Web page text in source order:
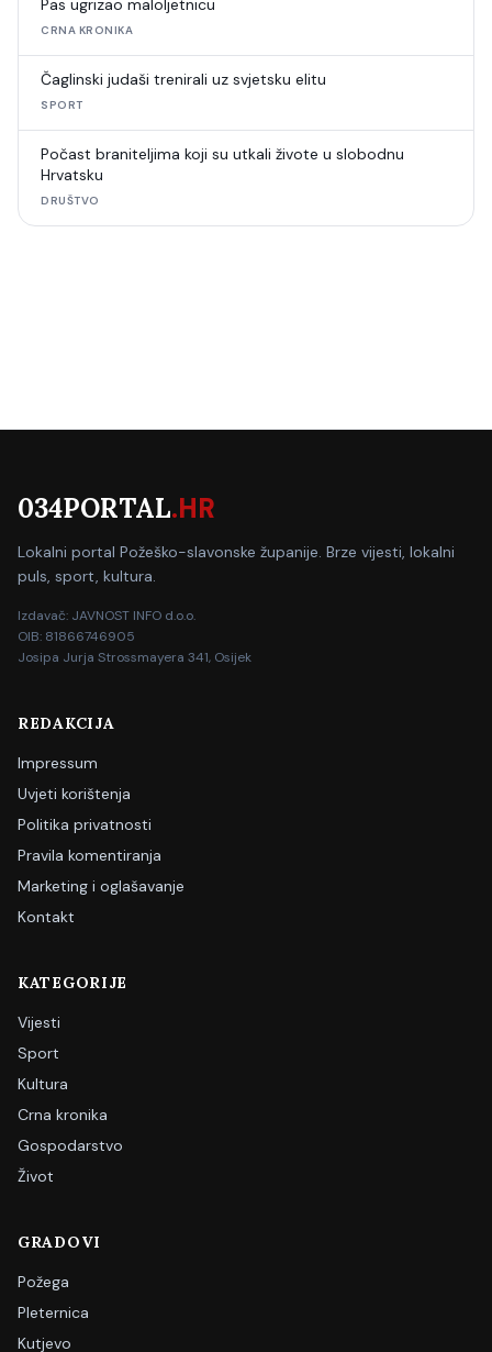
Pas ugrizao maloljetnicu
CRNA KRONIKA
Čaglinski judaši trenirali uz svjetsku elitu
SPORT
Počast braniteljima koji su utkali živote u slobodnu
Hrvatsku
DRUŠTVO
034PORTAL.HR
Lokalni portal Požeško-slavonske županije. Brze vijesti, lokalni
puls, sport, kultura.
Izdavač: JAVNOST INFO d.o.o.
OIB: 81866746905
Josipa Jurja Strossmayera 341, Osijek
REDAKCIJA
Impressum
Uvjeti korištenja
Politika privatnosti
Pravila komentiranja
Marketing i oglašavanje
Kontakt
KATEGORIJE
Vijesti
Sport
Kultura
Crna kronika
Gospodarstvo
Život
GRADOVI
Požega
Pleternica
Kutjevo